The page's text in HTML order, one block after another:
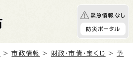
緊急情報なし
防災ポータル
>市政情報 > 財政・市債・宝くじ >予